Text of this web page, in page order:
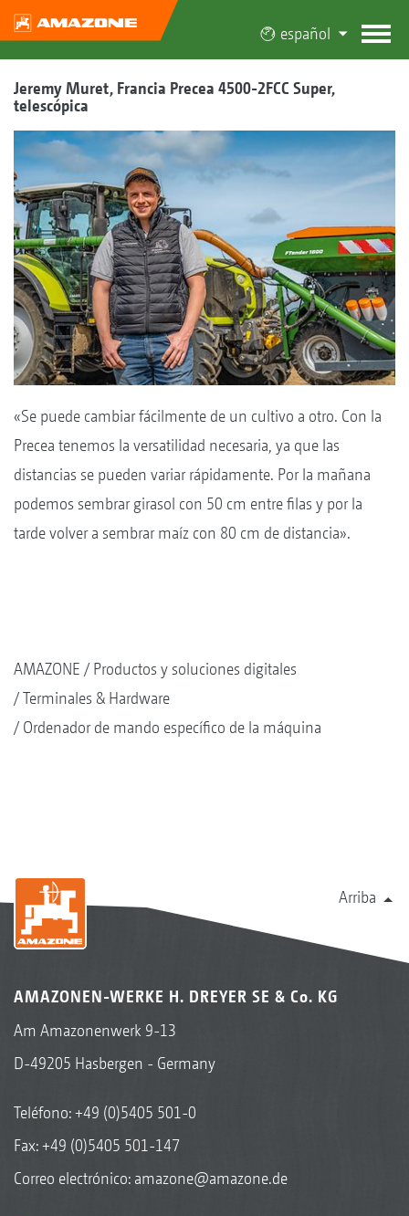
español
Jeremy Muret, Francia Precea 4500-2FCC Super,
telescópica
«Se puede cambiar fácilmente de un cultivo a otro. Con la
Precea tenemos la versatilidad necesaria, ya que las
distancias se pueden variar rápidamente. Por la mañana
podemos sembrar girasol con 50 cm entre filas y por la
tarde volver a sembrar maíz con 80 cm de distancia».
AMAZONE
Productos y soluciones digitales
Terminales & Hardware
Ordenador de mando específico de la máquina
Arriba
AMAZONEN-WERKE H. DREYER SE & Co. KG
Am Amazonenwerk 9-13
D-49205 Hasbergen - Germany
Teléfono:+49 (0)5405 501-0
Fax: +49 (0)5405 501-147
Correo electrónico: amazone@amazone.de